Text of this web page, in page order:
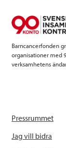
Barncancerfonden
organisationer med
verksamhetens
Pressrummet
Jag vill bidra